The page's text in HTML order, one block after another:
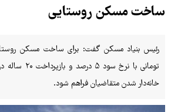
ساخت مسکن روستایی
تومانی با
خانه‌دار شدن متقاضیان فراهم شود.